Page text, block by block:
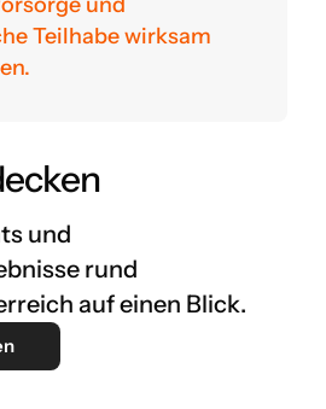
Teilhabe wirksam
und
rund
auf einen Blick.